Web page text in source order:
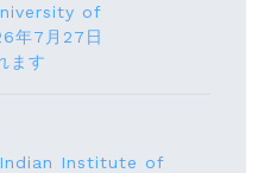
of
年7月27日
ます
Institute of